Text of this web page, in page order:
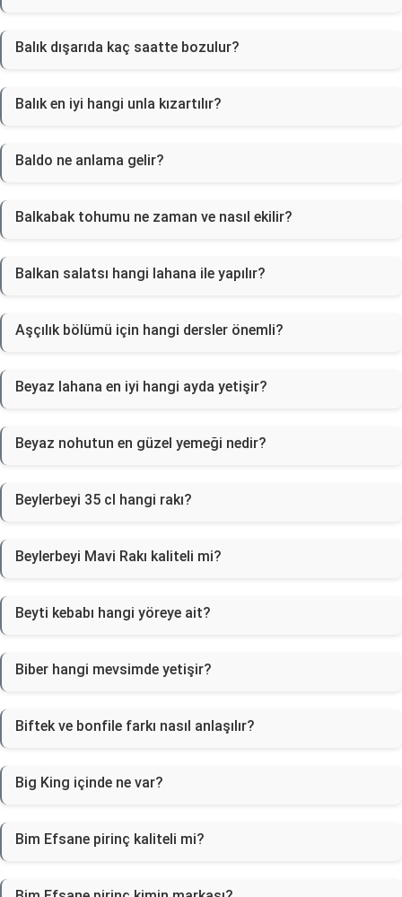
Balık dışarıda kaç saatte bozulur?
Balık en iyi hangi unla kızartılır?
Baldo ne anlama gelir?
Balkabak tohumu ne zaman ve nasıl ekilir?
Balkan salatsı hangi lahana ile yapılır?
Aşçılık bölümü için hangi dersler önemli?
Beyaz lahana en iyi hangi ayda yetişir?
Beyaz nohutun en güzel yemeği nedir?
Beylerbeyi 35 cl hangi rakı?
Beylerbeyi Mavi Rakı kaliteli mi?
Beyti kebabı hangi yöreye ait?
Biber hangi mevsimde yetişir?
Biftek ve bonfile farkı nasıl anlaşılır?
Big King içinde ne var?
Bim Efsane pirinç kaliteli mi?